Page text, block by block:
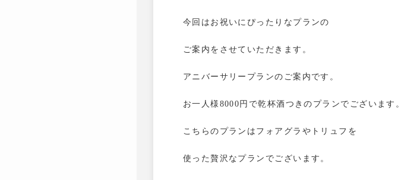
今回はお祝いにぴったりなプランの
ご案内をさせていただきます。
アニバーサリープランのご案内です。
お一人様8000円で乾杯酒つきのプランでございます。
こちらのプランはフォアグラやトリュフを
使った贅沢なプランでございます。